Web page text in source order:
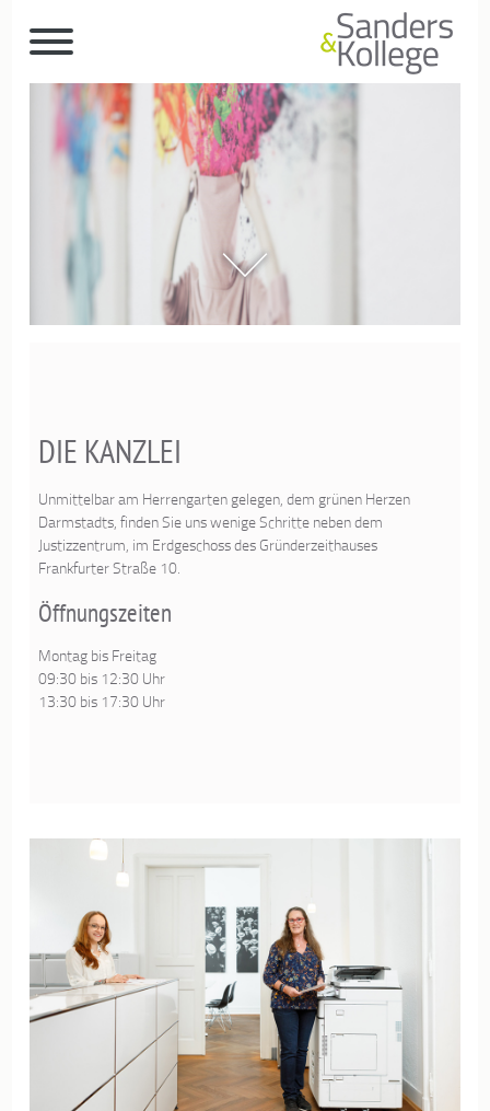
DIE KANZLEI
Unmittelbar am Herrengarten gelegen, dem grünen Herzen
Darmstadts, finden Sie uns wenige Schritte neben dem
Justizzentrum, im Erdgeschoss des Gründerzeithauses
Frankfurter Straße 10.
Öffnungszeiten
Montag bis Freitag
09:30 bis 12:30 Uhr
13:30 bis 17:30 Uhr